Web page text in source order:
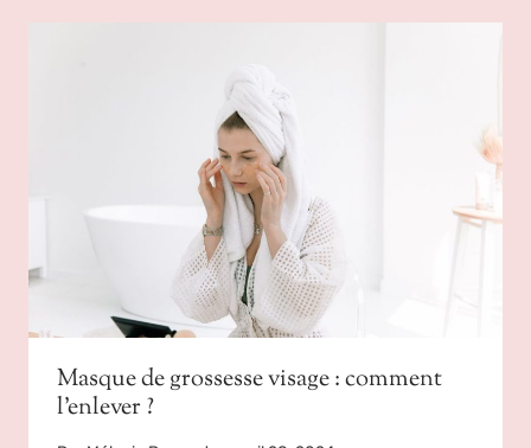
Masque de grossesse visage : comment
l’enlever ?